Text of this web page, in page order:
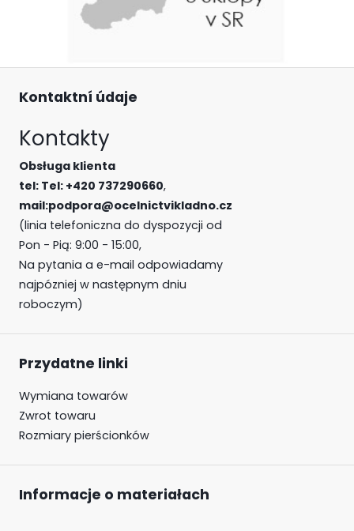
Kontaktní údaje
Kontakty
Obsługa klienta
tel: Tel: +420 737290660,
mail:podpora@ocelnictvikladno.cz
(linia telefoniczna do dyspozycji od
Pon - Pią: 9:00 - 15:00,
Na pytania a e-mail odpowiadamy
najpózniej w następnym dniu
roboczym)
Przydatne linki
Wymiana towarów
Zwrot towaru
Rozmiary pierścionków
Informacje o materiałach